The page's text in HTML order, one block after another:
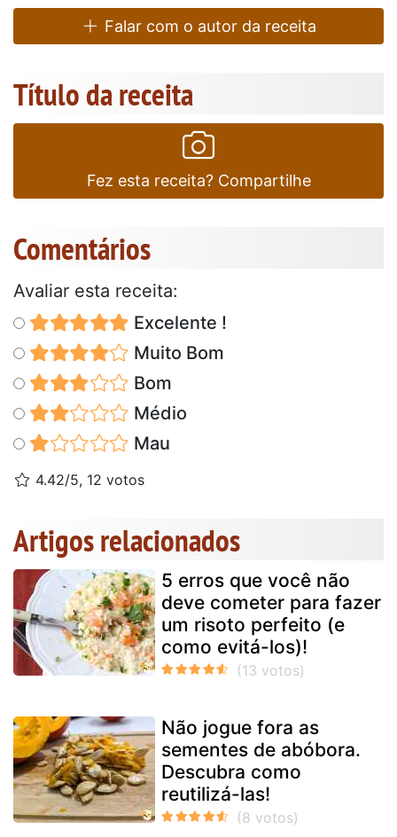
Falar com o autor da receita
Título da receita
Fez esta receita? Compartilhe
Comentários
Avaliar esta receita:
Excelente !
Muito Bom
Bom
Médio
Mau
4.42/5, 12 votos
Artigos relacionados
5 erros que você não
deve cometer para fazer
um risoto perfeito (e
como evitá-los)!
Não jogue fora as
sementes de abóbora.
Descubra como
reutilizá-las!